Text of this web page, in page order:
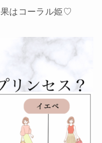
はコーラル姫♡